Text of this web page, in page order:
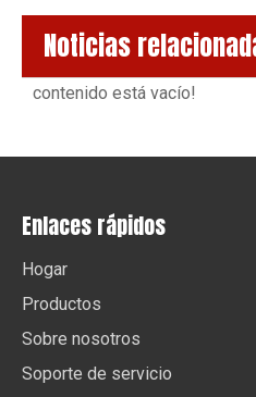
Noticias
contenido está vacío!
Enlaces rápidos
Hogar
Productos
Sobre nosotros
Soporte de servicio